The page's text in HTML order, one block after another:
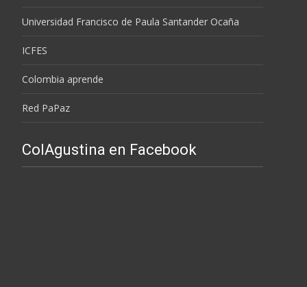
Universidad Francisco de Paula Santander Ocaña
ICFES
Colombia aprende
Red PaPaz
ColAgustina en Facebook